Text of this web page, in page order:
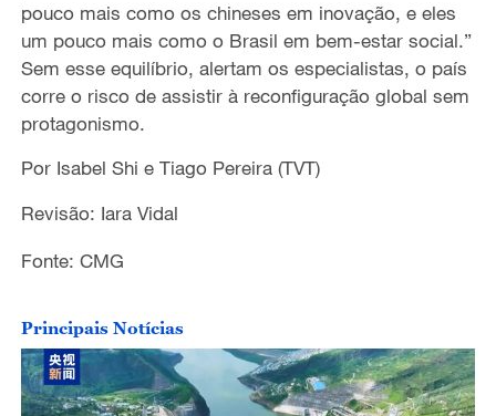
pouco mais como os chineses em inovação, e eles
um pouco mais como o Brasil em bem-estar social.”
Sem esse equilíbrio, alertam os especialistas, o país
corre o risco de assistir à reconfiguração global sem
protagonismo.
Por Isabel Shi e Tiago Pereira (TVT)
Revisão: Iara Vidal
Fonte: CMG
Principais Notícias